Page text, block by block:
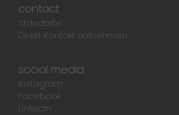
contact
Standorte
Direkt Kontakt aufnehmen
social media
Instagram
Facebook
LinkedIn